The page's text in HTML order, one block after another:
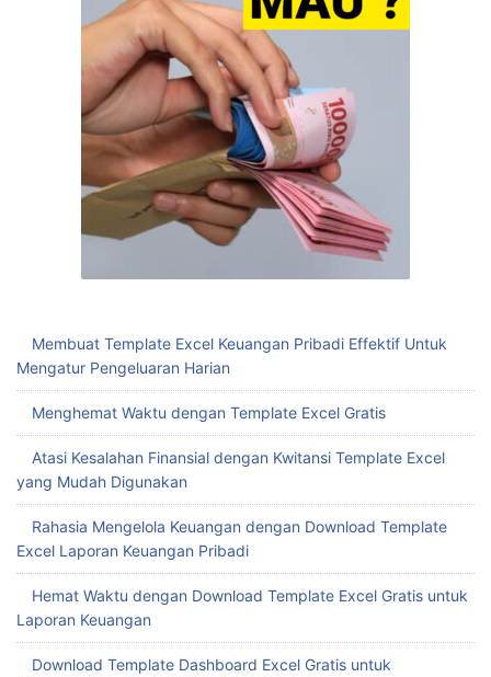
Membuat Template Excel Keuangan Pribadi Effektif Untuk
Mengatur Pengeluaran Harian
Menghemat Waktu dengan Template Excel Gratis
Atasi Kesalahan Finansial dengan Kwitansi Template Excel
yang Mudah Digunakan
Rahasia Mengelola Keuangan dengan Download Template
Excel Laporan Keuangan Pribadi
Hemat Waktu dengan Download Template Excel Gratis untuk
Laporan Keuangan
Download Template Dashboard Excel Gratis untuk